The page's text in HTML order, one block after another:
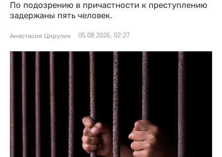
По подозрению в причастности к преступлению
задержаны пять человек.
Анастасия Цирулик 05.08.2026, 02:27